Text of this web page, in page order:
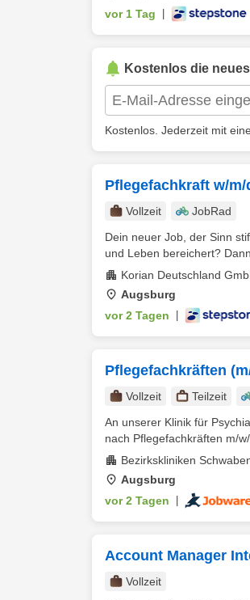
vor 1 Tag
Kostenlos die
Kostenlos. Jederzeit mit
Pflegefachkraft w/m/
Vollzeit
JobRad
Dein neuer Job, der Sinn
und Leben bereichert?
Korian Deutschland
Augsburg
vor 2 Tagen
Pflegefachkräften
Vollzeit Teilzeit
An unserer Klinik für
nach Pflegefachkräften m/
Bezirkskliniken
Augsburg
vor 2 Tagen
Account Manager
Vollzeit